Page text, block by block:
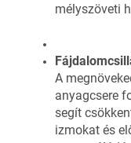
mélyszöveti
A
anyagcsere
segít
izmokat és